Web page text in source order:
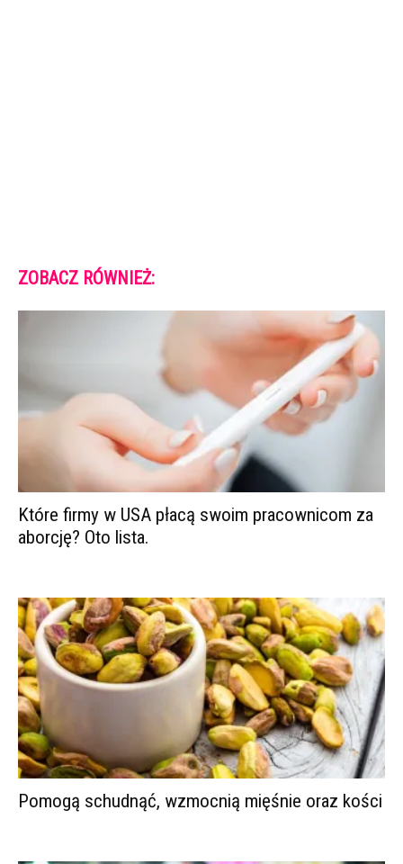
ZOBACZ RÓWNIEŻ:
Które firmy w USA płacą swoim pracownicom za
aborcję? Oto lista.
Pomogą schudnąć, wzmocnią mięśnie oraz kości